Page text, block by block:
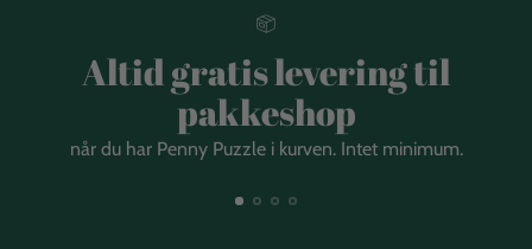
Altid gratis levering til
pakkeshop
når du har Penny Puzzle i kurven. Intet minimum.